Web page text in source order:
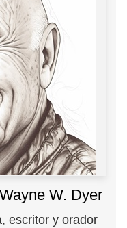
W. Dyer
escritor y orador